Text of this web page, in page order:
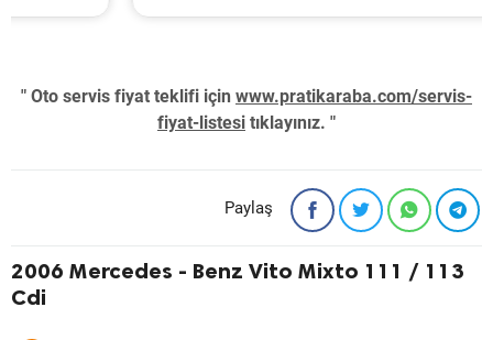
" Oto servis fiyat teklifi için www.pratikaraba.com/servis-
fiyat-listesi tıklayınız. "
Paylaş
2006 Mercedes - Benz Vito Mixto 111 / 113
Cdi